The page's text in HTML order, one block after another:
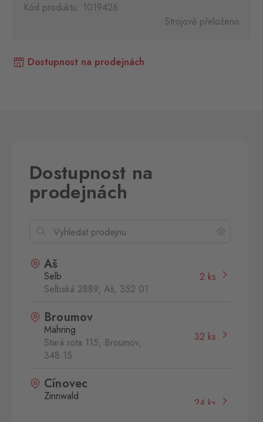
Kód produktu: 1019426
Strojově přeloženo
Dostupnost na prodejnách
Dostupnost na
prodejnách
Aš
Selb
Selbská 2889, Aš, 352 01
2 ks
Broumov
Mähring
Stará rota 115, Broumov,
348 15
32 ks
Cínovec
Zinnwald
24 ks